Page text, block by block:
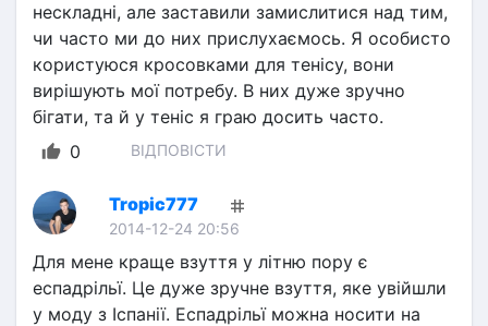
нескладні, але заставили замислитися над тим,
чи часто ми до них прислухаємось. Я особисто
користуюся кросовками для тенісу, вони
вирішують мої потребу. В них дуже зручно
бігати, та й у теніс я граю досить часто.
0
ВІДПОВІСТИ
Tropic777
2014-12-24 20:56
Для мене краще взуття у літню пору є
еспадрільї. Це дуже зручне взуття, яке увійшли
у моду з Іспанії. Еспадрільї можна носити на